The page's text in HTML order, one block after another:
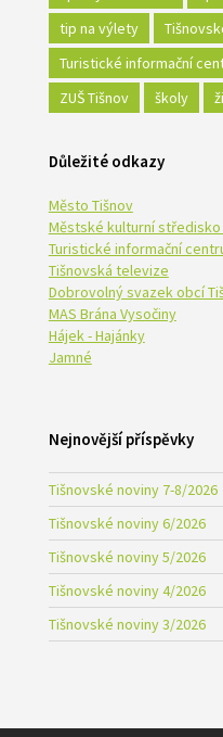
tip na výlety
Turistické informační
ZUŠ Tišnov
školy
Důležité odkazy
Město Tišnov
Městské kulturní středisko
Turistické informační
Tišnovská televize
Dobrovolný svazek obcí
MAS Brána Vysočiny
Hájek - Hajánky
Jamné
Nejnovější příspěvky
Tišnovské noviny 7-8/2026
Tišnovské noviny 6/2026
Tišnovské noviny 5/2026
Tišnovské noviny 4/2026
Tišnovské noviny 3/2026